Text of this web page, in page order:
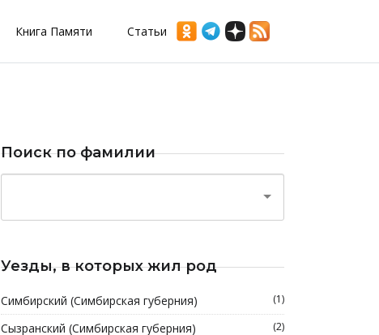
Книга Памяти Статьи
Поиск по фамилии
Уезды, в которых жил род
Симбирский (Симбирская губерния) (1)
Сызранский (Симбирская губерния) (2)